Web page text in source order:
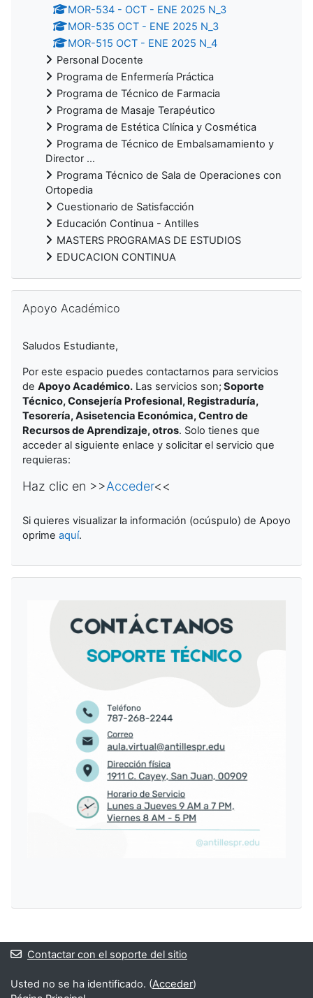
MOR-534 - OCT - ENE 2025 N_3
MOR-535 OCT - ENE 2025 N_3
MOR-515 OCT - ENE 2025 N_4
Personal Docente
Programa de Enfermería Práctica
Programa de Técnico de Farmacia
Programa de Masaje Terapéutico
Programa de Estética Clínica y Cosmética
Programa de Técnico de Embalsamamiento y
Director ...
Programa Técnico de Sala de Operaciones con
Ortopedia
Cuestionario de Satisfacción
Educación Continua - Antilles
MASTERS PROGRAMAS DE ESTUDIOS
EDUCACION CONTINUA
Apoyo Académico
Saludos Estudiante,
Por este espacio puedes contactarnos para servicios
de Apoyo Académico. Las servicios son; Soporte
Técnico, Consejería Profesional, Registraduría,
Tesorería, Asisetencia Económica, Centro de
Recursos de Aprendizaje, otros. Solo tienes que
acceder al siguiente enlace y solicitar el servicio que
requieras:
Haz clic en >>Acceder<<
Si quieres visualizar la información (ocúspulo) de Apoyo
oprime aquí.
Contactar con el soporte del sitio
Usted no se ha identificado. (Acceder)